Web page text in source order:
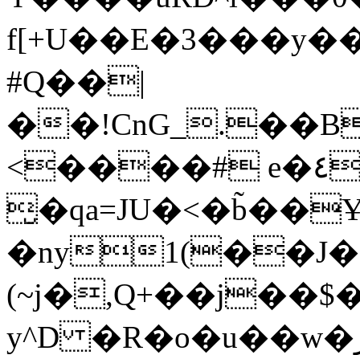
#Q��|
�
<����# e�٤`[!$r�rXt!t�A��x� F�!
�ny1(��J�
y^D �R�o�u��w�ر�l� !�c� �